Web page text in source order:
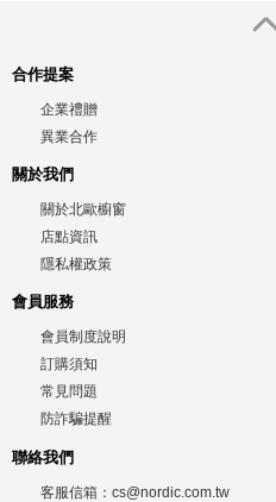
合作提案
企業禮贈
異業合作
關於我們
關於北歐櫥窗
店點資訊
隱私權政策
會員服務
會員制度說明
訂購須知
常見問題
防詐騙提醒
聯絡我們
客服信箱： cs@nordic.com.tw